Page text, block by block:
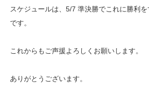
スケジュールは、5/7 準決勝でこれに勝利
です。
これからもご声援よろしくお願いします。
ありがとうございます。